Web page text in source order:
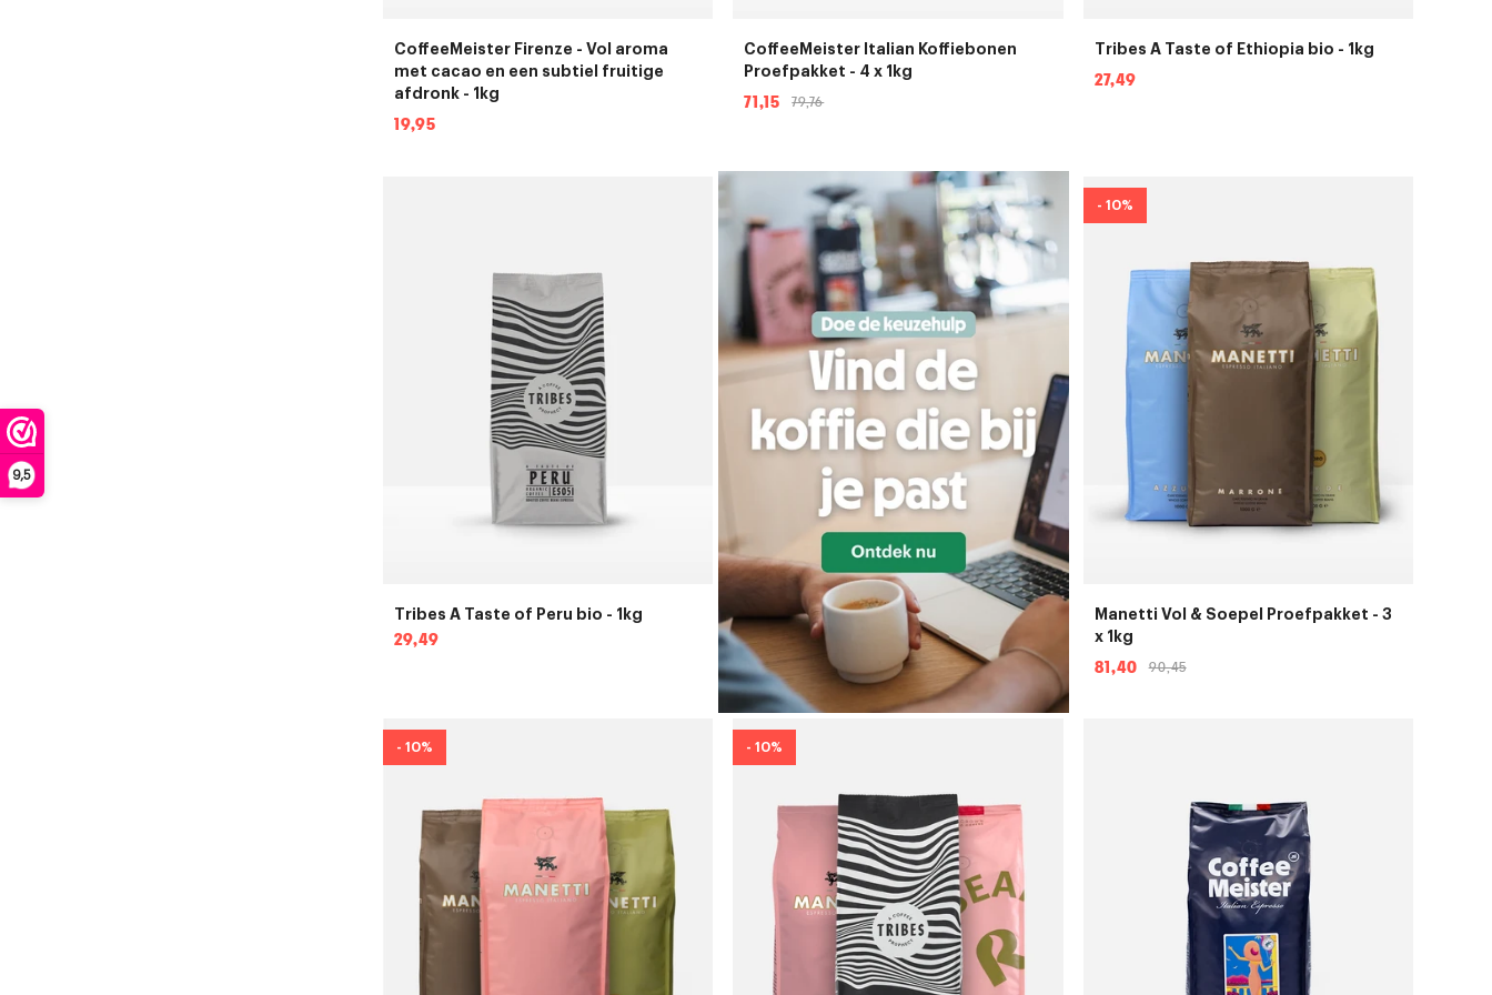
9,5
CoffeeMeister Firenze - Vol aroma
met cacao en een subtiel fruitige
afdronk - 1kg
Normale
19,95
CoffeeMeister Italian Koffiebonen
Proefpakket - 4 x 1kg
Aanbiedingsprijs
71,15
Normale
79,76
Tribes A Taste of Ethiopia bio - 1kg
Normale
27,49
Tribes A Taste of Peru bio - 1kg
Normale
29,49
- 10%
Manetti Vol & Soepel Proefpakket - 3
x 1kg
Aanbiedingsprijs
81,40
Normale
90,45
- 10% - 10%